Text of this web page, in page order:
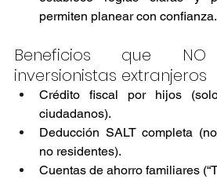
permiten planear con confianza.
Beneficios que
inversionistas extranjeros
Crédito fiscal por hijos
ciudadanos).
Deducción SALT completa
no residentes).
Cuentas de ahorro familiares